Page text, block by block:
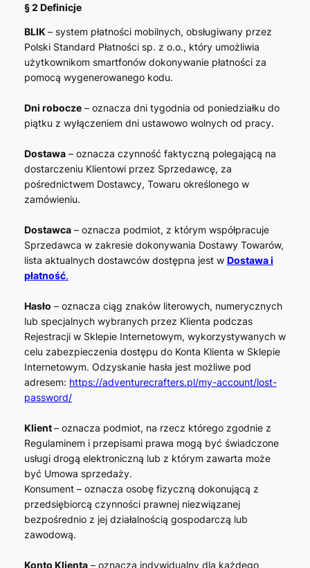
§ 2 Definicje
BLIK – system płatności mobilnych, obsługiwany przez
Polski Standard Płatności sp. z o.o., który umożliwia
użytkownikom smartfonów dokonywanie płatności za
pomocą wygenerowanego kodu.
Dni robocze– oznacza dni tygodnia od poniedziałku do
piątku z wyłączeniem dni ustawowo wolnych od pracy.
Dostawa– oznacza czynność faktyczną polegającą na
dostarczeniu Klientowi przez Sprzedawcę, za
pośrednictwem Dostawcy, Towaru określonego w
zamówieniu.
Dostawca– oznacza podmiot, z którym współpracuje
Sprzedawca w zakresie dokonywania Dostawy Towarów,
lista aktualnych dostawców dostępna jest w Dostawa i
płatność.
Hasło – oznacza ciąg znaków literowych, numerycznych
lub specjalnych wybranych przez Klienta podczas
Rejestracji w Sklepie Internetowym, wykorzystywanych w
celu zabezpieczenia dostępu do Konta Klienta w Sklepie
Internetowym. Odzyskanie hasła jest możliwe pod
adresem: https://adventurecrafters.pl/my-account/lost-
password/
Klient– oznacza podmiot, na rzecz którego zgodnie z
Regulaminem i przepisami prawa mogą być świadczone
usługi drogą elektroniczną lub z którym zawarta może
być Umowa sprzedaży.
Konsument – oznacza osobę fizyczną dokonującą z
przedsiębiorcą czynności prawnej niezwiązanej
bezpośrednio z jej działalnością gospodarczą lub
zawodową.
Konto Klienta– oznacza indywidualny dla każdego